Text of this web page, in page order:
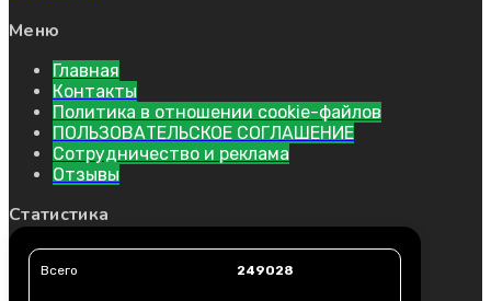
Меню
Главная
Контакты
Политика в отношении cookie-файлов
ПОЛЬЗОВАТЕЛЬСКОЕ СОГЛАШЕНИЕ
Сотрудничество и реклама
Отзывы
Статистика
Всего 249028